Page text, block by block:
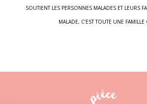
SOUTIENT LES PERSONNES MALADES ET LEURS
MALADE, C’EST TOUTE UNE